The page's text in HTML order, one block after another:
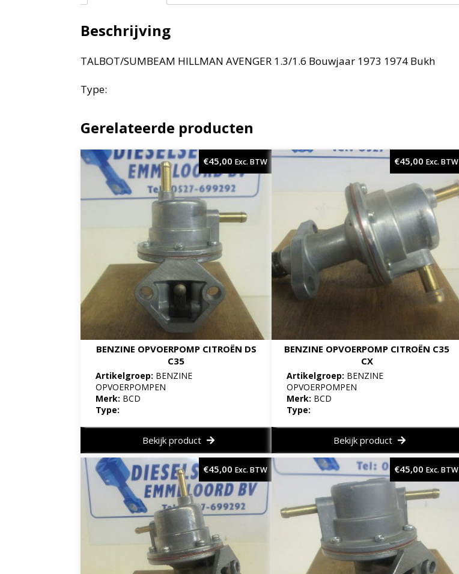
Beschrijving
TALBOT/SUMBEAM HILLMAN AVENGER 1.3/1.6 Bouwjaar 1973 1974 Bukh
Type:
Gerelateerde producten
BENZINE OPVOERPOMP CITROËN DS
C35
Artikelgroep: BENZINE
OPVOERPOMPEN
Merk: BCD
Type:
€45,00 Exc. BTW
Bekijk product
BENZINE OPVOERPOMP CITROËN C35
CX
Artikelgroep: BENZINE
OPVOERPOMPEN
Merk: BCD
Type:
€45,00 Exc. BTW
Bekijk product
€45,00 Exc. BTW €45,00 Exc. BTW